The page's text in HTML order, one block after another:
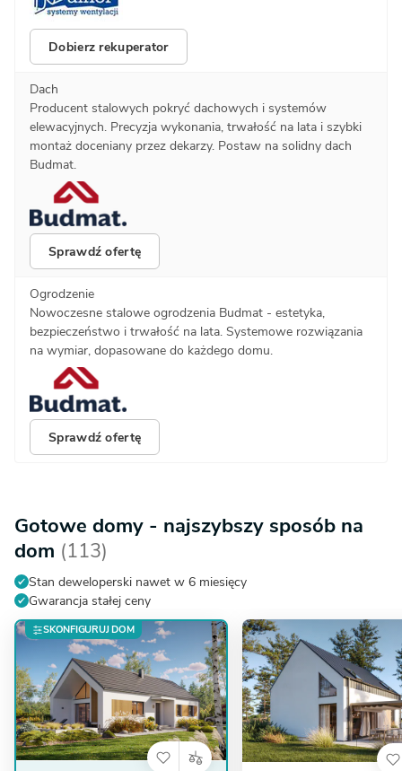
Dobierz rekuperator
Dach
Producent stalowych pokryć dachowych i systemów
elewacyjnych. Precyzja wykonania, trwałość na lata i szybki
montaż doceniany przez dekarzy. Postaw na solidny dach
Budmat.
Sprawdź ofertę
Ogrodzenie
Nowoczesne stalowe ogrodzenia Budmat - estetyka,
bezpieczeństwo i trwałość na lata. Systemowe rozwiązania
na wymiar, dopasowane do każdego domu.
Sprawdź ofertę
Gotowe domy - najszybszy sposób na
dom (113)
Stan deweloperski nawet w 6 miesięcy
Gwarancja stałej ceny
SKONFIGURUJ DOM